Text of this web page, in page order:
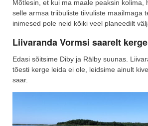
Mõtlesin, et kui ma maale peaksin kolima,
selle armsa triibuliste tiivuliste maailmaga
inimesed pole neid kõiki veel planeedilt
Liivaranda Vormsi saarelt
Edasi sõitsime Diby ja Rälby suunas.
tõesti kerge leida ei ole, leidsime ainult
saar.